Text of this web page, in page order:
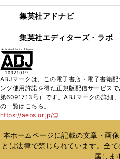
集英社アドナビ
集英社エディターズ・ラボ
ABJマークは、この電子書店・電子書籍
ンツ使用許諾を得た正規版配信サービス
第6091713号）です。ABJマークの詳細
の一覧はこちら。
https://aebs.or.jp/
新
い
ウ
ィ
本ホームページに記載の文章・画
とは法律で禁じられています。全
属しま